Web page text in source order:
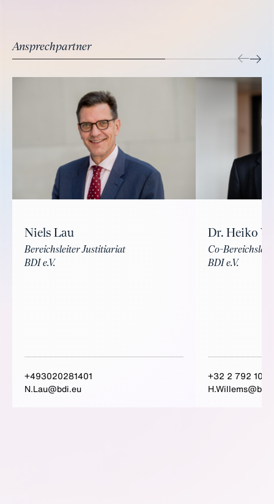
Ansprechpartner
Niels Lau
Bereichsleiter Justitiariat
BDI e.V.
+493020281401
N.Lau@bdi.eu
Dr. Heiko
Co-
BDI e.V.
+32 2 792 10